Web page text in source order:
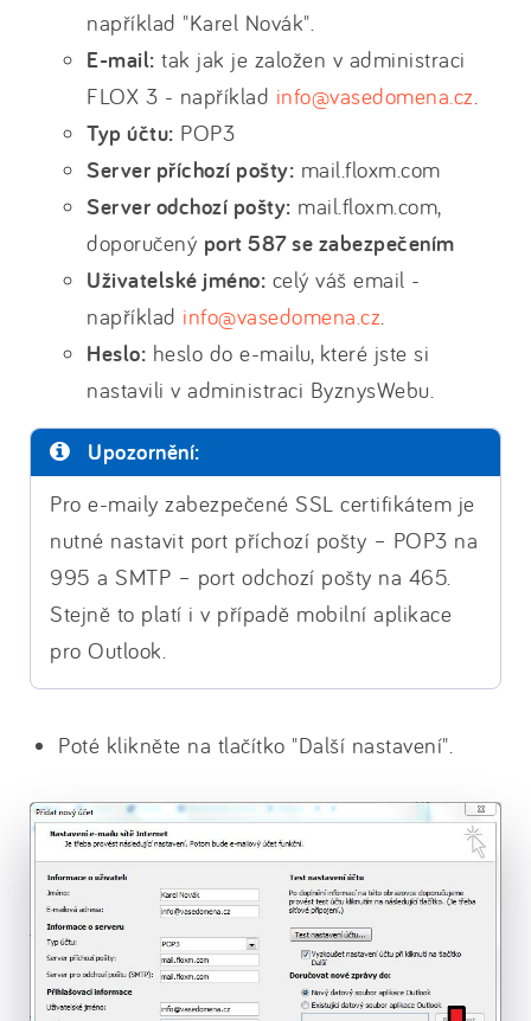
například "Karel Novák".
E-mail: tak jak je založen v administraci
FLOX 3 - například info@vasedomena.cz
Typ účtu: POP3
Server příchozí pošty: mail.floxm.com
Server odchozí pošty: mail.floxm.com,
doporučený port 587 se zabezpečením
Uživatelské jméno: celý váš email -
například info@vasedomena.cz
Heslo: heslo do e-mailu, které jste si
nastavili v administraci ByznysWebu.
Upozornění:
Pro e-maily zabezpečené SSL certifikátem je
nutné nastavit port příchozí pošty – POP3 na
995 a SMTP – port odchozí pošty na 465.
Stejně to platí i v případě mobilní aplikace
pro Outlook.
Poté klikněte na tlačítko "Další nastavení".